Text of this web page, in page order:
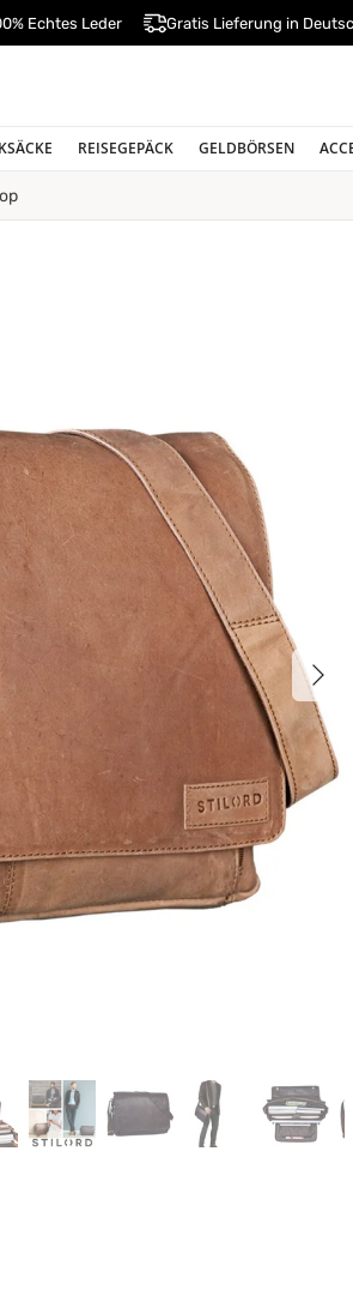
Echtes Leder Gratis Lieferung in
REISEGEPÄCK GELDBÖRSEN
Nächste